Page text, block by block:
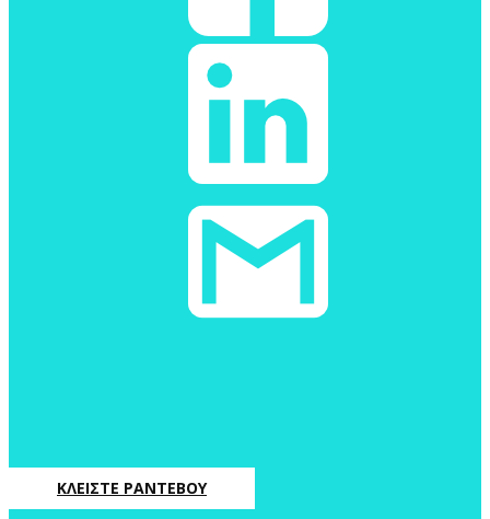
ΚΛΕΙΣΤΕ ΡΑΝΤΕΒΟΥ